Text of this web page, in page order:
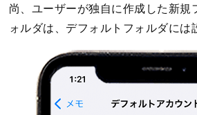
尚、ユーザーが独自に作成した新規
ォルダは、デフォルトフォルダには